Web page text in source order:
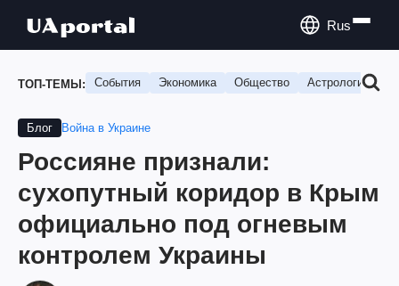
Rus
ТОП-ТЕМЫ: События Экономика Общество Астрология
Блог Война в Украине
Россияне признали:
сухопутный коридор в Крым
официально под огневым
контролем Украины